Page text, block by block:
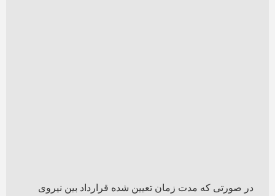
در صورتی که مدت زمان تعیین شده قرارداد بین نیروی